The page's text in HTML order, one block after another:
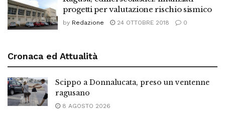
progetti per valutazione rischio sismico
by Redazione 24 OTTOBRE 2018 0
Cronaca ed Attualità
Scippo a Donnalucata, preso un ventenne
ragusano
8 AGOSTO 2026